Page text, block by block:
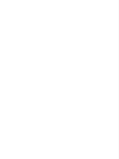
de
au
votre
sites
à
nombre